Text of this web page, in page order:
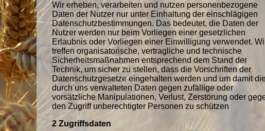
Wir erheben, verarbeiten und nutzen personenbezogene
Daten der Nutzer nur unter Einhaltung der einschlägigen
Datenschutzbestimmungen. Das bedeutet, die Daten der
Nutzer werden nur beim Vorliegen einer gesetzlichen
Erlaubnis oder Vorliegen einer Einwilligung verwendet.
treffen organisatorische, vertragliche und technische
Sicherheitsmaßnahmen entsprechend dem Stand der
Technik, um sicher zu stellen, dass die Vorschriften der
Datenschutzgesetze eingehalten werden und um damit
durch uns verwalteten Daten gegen zufällige oder
vorsätzliche Manipulationen, Verlust, Zerstörung oder
den Zugriff unberechtigter Personen zu schützen
2 Zugriffsdaten